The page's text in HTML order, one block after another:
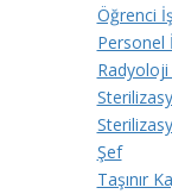
Öğrenci
Personel
Şef
Taşınır